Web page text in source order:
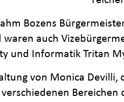
Bozens
auch
und Informatik Tritan
von Monica